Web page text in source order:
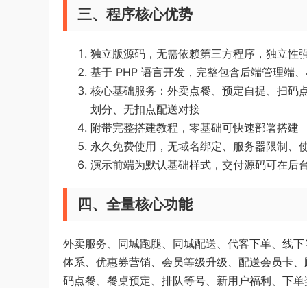
三、程序核心优势
独立版源码，无需依赖第三方程序，独立性
基于 PHP 语言开发，完整包含后端管理端
核心基础服务：外卖点餐、预定自提、扫码
划分、无扣点配送对接
附带完整搭建教程，零基础可快速部署搭建
永久免费使用，无域名绑定、服务器限制、
演示前端为默认基础样式，交付源码可在后
四、全量核心功能
外卖服务、同城跑腿、同城配送、代客下单、线
体系、优惠券营销、会员等级升级、配送会员卡
码点餐、餐桌预定、排队等号、新用户福利、下